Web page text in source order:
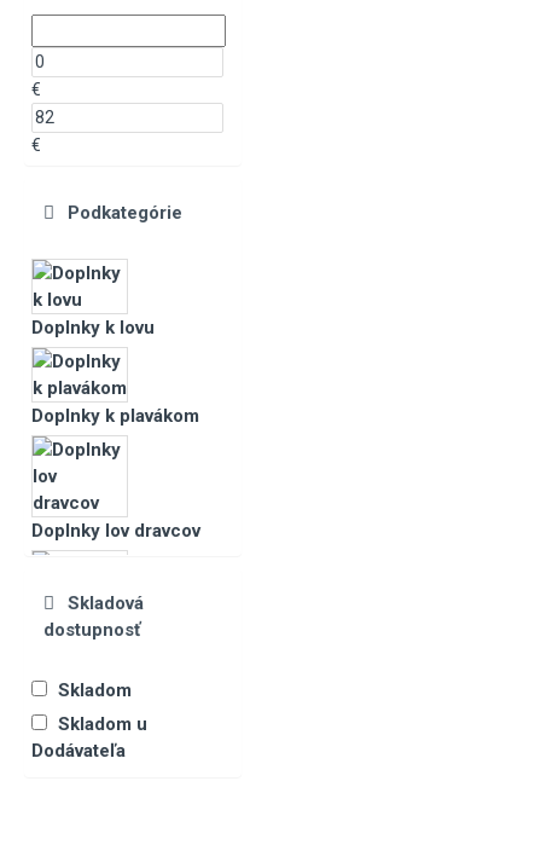
€
€
Podkategórie
Doplnky k lovu
Doplnky k plavákom
Doplnky lov dravcov
Katalóg Tovaru
KONCOVÁ MONTÁŽ
Skladová
dostupnosť
Skladom
Skladom u
Dodávateľa